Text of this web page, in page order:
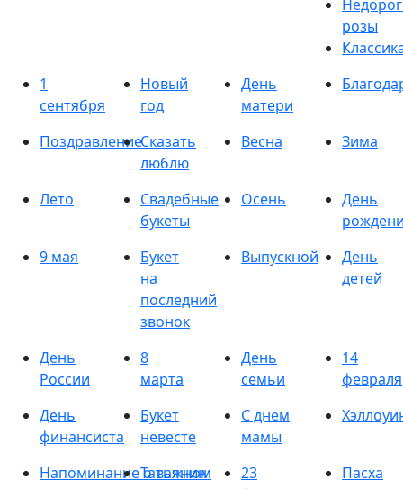
розы
1
сентября
Новый
год
День
матери
ПоздравлениеСказать
люблю
Весна Зима
Лето
Свадебные
букеты
Осень
День
9 мая
Букет
на
последний
звонок
Выпускной
День
детей
День
России
8
марта
День
семьи
14
февраля
День
финансиста
Букет
невесте
С днем
мамы
Напоминание о важном
Татьянин
23
Пасха